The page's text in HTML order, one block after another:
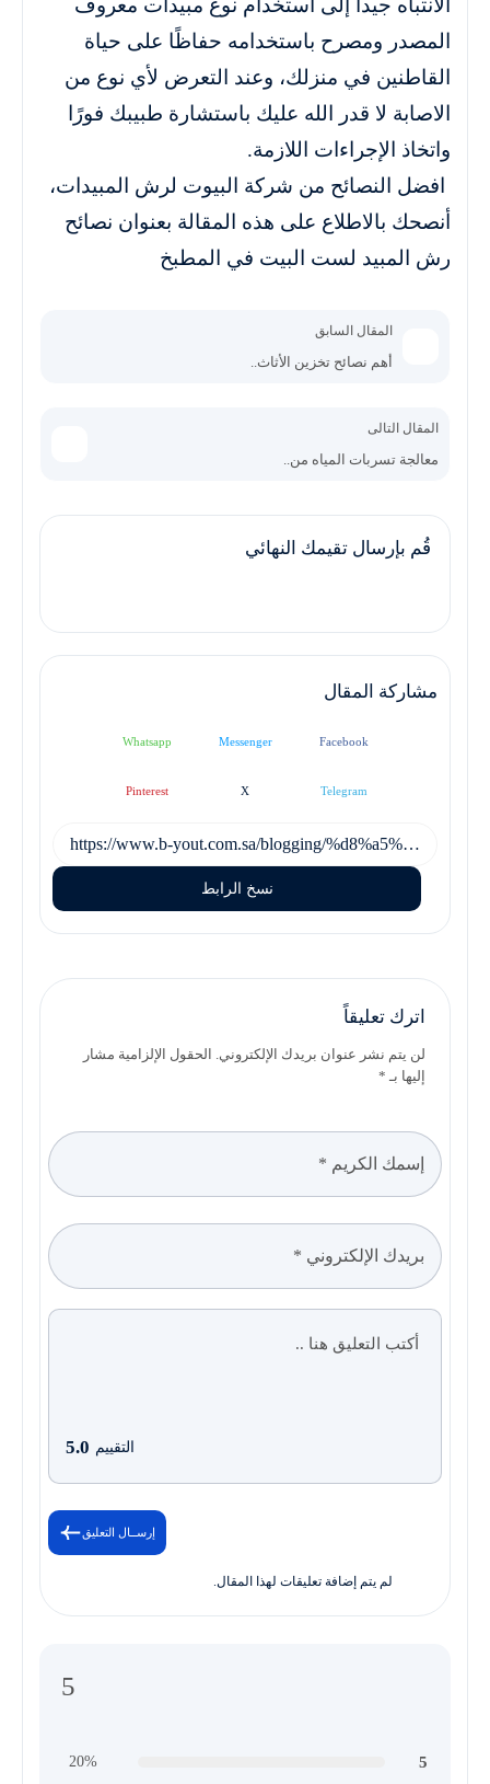
الانتباه جيدا إلى استخدام نوع مبيدات معروف
المصدر ومصرح باستخدامه حفاظًا على حياة
القاطنين في منزلك، وعند التعرض لأي نوع من
الاصابة لا قدر الله عليك باستشارة طبيبك فورًا
واتخاذ الإجراءات اللازمة.
افضل النصائح من شركة البيوت لرش المبيدات،
أنصحك بالاطلاع على هذه المقالة بعنوان نصائح
رش المبيد لست البيت في المطبخ
المقال السابق
أهم نصائح تخزين الأثاث..
المقال التالى
معالجة تسربات المياه من..
قُم بإرسال تقيمك النهائي
مشاركة المقال
Facebook
Messenger
Whatsapp
Telegram
X
Pinterest
نسخ الرابط
اترك تعليقاً
لن يتم نشر عنوان بريدك الإلكتروني. الحقول الإلزامية مشار
إليها بـ *
التقييم 5.0
إرســال التعليق
لم يتم إضافة تعليقات لهذا المقال.
5
5
20%